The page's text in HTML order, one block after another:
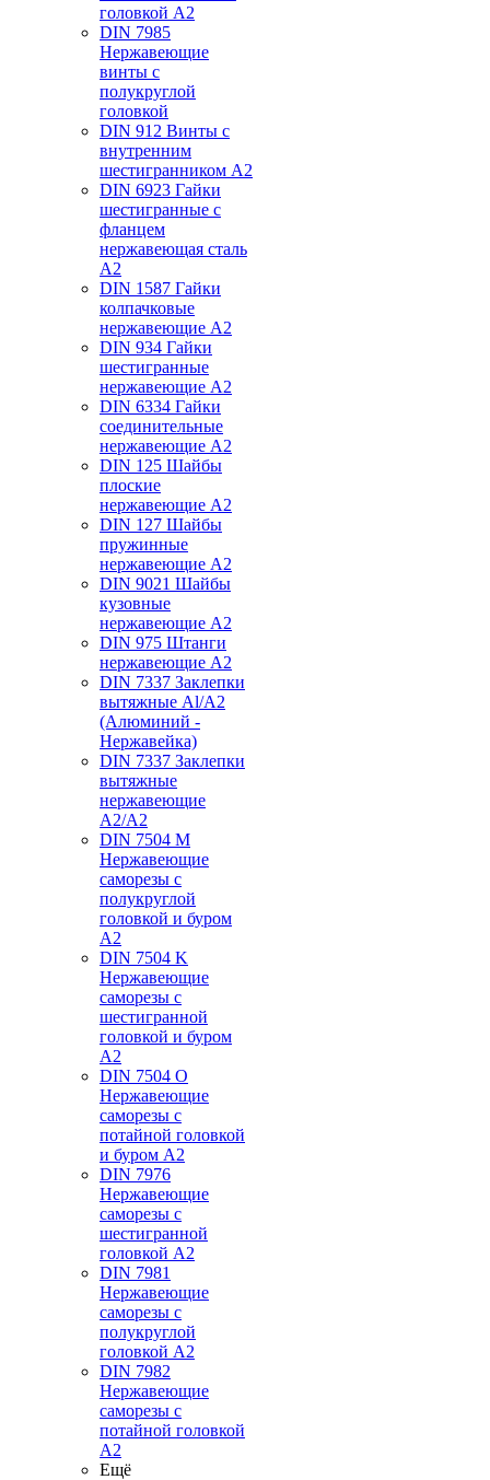
головкой А2
DIN 7985
Нержавеющие
винты с
полукруглой
головкой
DIN 912 Винты с
внутренним
шестигранником А2
DIN 6923 Гайки
шестигранные с
фланцем
нержавеющая сталь
А2
DIN 1587 Гайки
колпачковые
нержавеющие А2
DIN 934 Гайки
шестигранные
нержавеющие А2
DIN 6334 Гайки
соединительные
нержавеющие А2
DIN 125 Шайбы
плоские
нержавеющие А2
DIN 127 Шайбы
пружинные
нержавеющие А2
DIN 9021 Шайбы
кузовные
нержавеющие А2
DIN 975 Штанги
нержавеющие А2
DIN 7337 Заклепки
вытяжные Al/A2
(Алюминий -
Нержавейка)
DIN 7337 Заклепки
вытяжные
нержавеющие
A2/A2
DIN 7504 M
Нержавеющие
саморезы с
полукруглой
головкой и буром
А2
DIN 7504 K
Нержавеющие
саморезы с
шестигранной
головкой и буром
А2
DIN 7504 O
Нержавеющие
саморезы с
потайной головкой
и буром А2
DIN 7976
Нержавеющие
саморезы с
шестигранной
головкой А2
DIN 7981
Нержавеющие
саморезы с
полукруглой
головкой А2
DIN 7982
Нержавеющие
саморезы с
потайной головкой
А2
Ещё